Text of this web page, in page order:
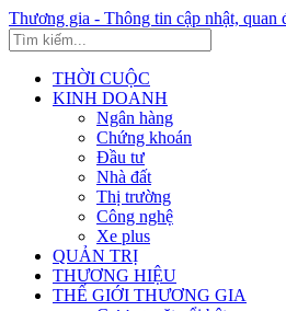
Thương gia - Thông tin cập nhật, quan
THỜI CUỘC
KINH DOANH
Ngân hàng
Chứng khoán
Đầu tư
Nhà đất
Thị trường
Công nghệ
Xe plus
QUẢN TRỊ
THƯƠNG HIỆU
THẾ GIỚI THƯƠNG GIA